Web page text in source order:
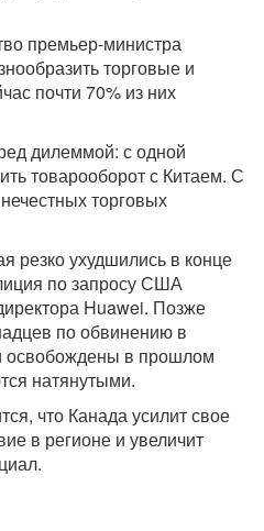
премьер-министра
торговые и
почти 70% из них
дилеммой: с одной
товарооборот с Китаем. С
торговых
резко ухудшились в конце
по запросу США
Huawei. Позже
по обвинению в
в прошлом
натянутыми.
что Канада усилит свое
в регионе и увеличит